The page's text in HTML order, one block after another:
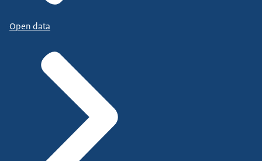
Open data